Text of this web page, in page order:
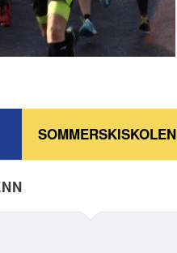
SOMMERSKISKOLEN